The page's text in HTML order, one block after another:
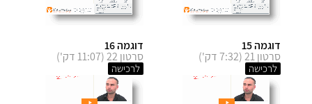
דוגמה 15
סרטון 21 (7:32 דק')
לרכישה
דוגמה 16
סרטון 22 (11:07 דק')
לרכישה